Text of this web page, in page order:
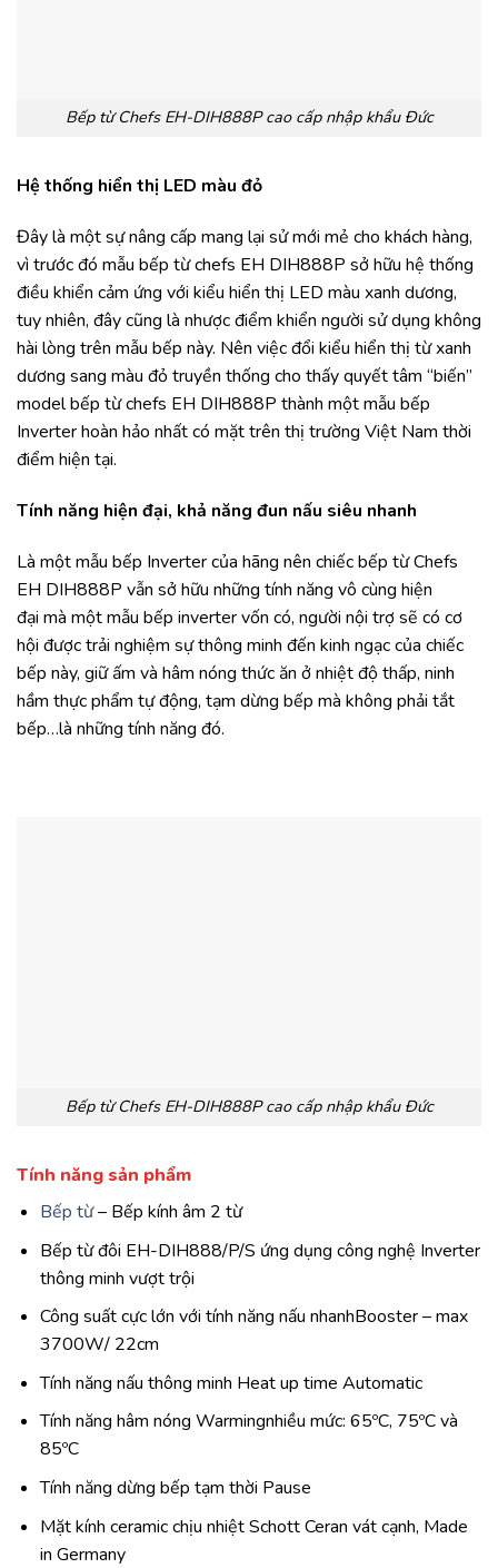
Bếp từ Chefs EH-DIH888P cao cấp nhập khẩu Đức
Hệ thống hiển thị LED màu đỏ
Đây là một sự nâng cấp mang lại sử mới mẻ cho khách hàng,
vì trước đó mẫu bếp từ chefs EH DIH888P sở hữu hệ thống
điều khiển cảm ứng với kiểu hiển thị LED màu xanh dương,
tuy nhiên, đây cũng là nhược điểm khiển người sử dụng không
hài lòng trên mẫu bếp này. Nên việc đổi kiểu hiển thị từ xanh
dương sang màu đỏ truyền thống cho thấy quyết tâm “biến”
model bếp từ chefs EH DIH888P thành một mẫu bếp
Inverter hoàn hảo nhất có mặt trên thị trường Việt Nam thời
điểm hiện tại.
Tính năng hiện đại, khả năng đun nấu siêu nhanh
Là một mẫu bếp Inverter của hãng nên chiếc bếp từ Chefs
EH DIH888P vẫn sở hữu những tính năng vô cùng hiện
đại mà một mẫu bếp inverter vốn có, người nội trợ sẽ có cơ
hội được trải nghiệm sự thông minh đến kinh ngạc của chiếc
bếp này, giữ ấm và hâm nóng thức ăn ở nhiệt độ thấp, ninh
hầm thực phẩm tự động, tạm dừng bếp mà không phải tắt
bếp…là những tính năng đó.
Bếp từ Chefs EH-DIH888P cao cấp nhập khẩu Đức
Tính năng sản phẩm
Bếp từ– Bếp kính âm 2 từ
Bếp từ đôi EH-DIH888/P/S ứng dụng công nghệ Inverter
thông minh vượt trội
Công suất cực lớn với tính năng nấu nhanhBooster – max
3700W/ 22cm
Tính năng nấu thông minh Heat up time Automatic
Tính năng hâm nóng Warmingnhiều mức: 65ºC, 75ºC và
85ºC
Tính năng dừng bếp tạm thời Pause
Mặt kính ceramic chịu nhiệt Schott Ceran vát cạnh, Made
in Germany